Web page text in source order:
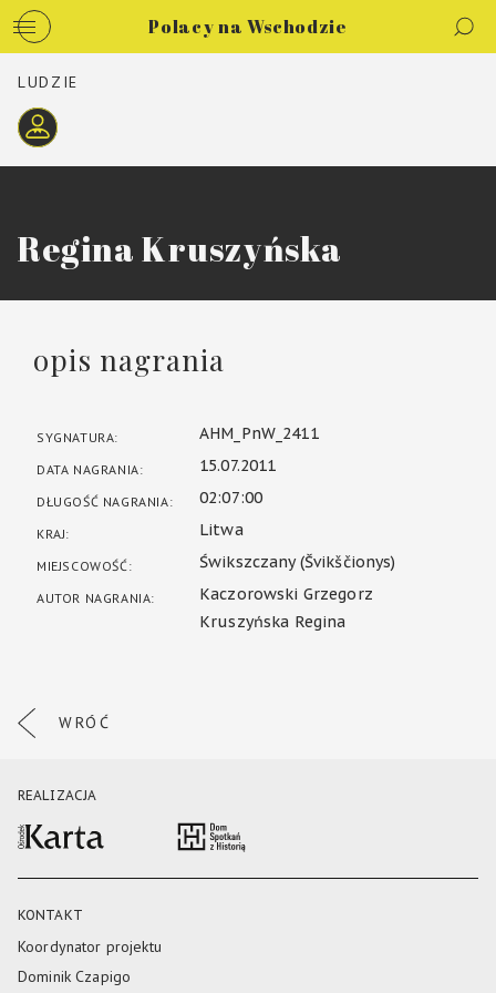
Polacy na Wschodzie
LUDZIE
Regina Kruszyńska
opis nagrania
SYGNATURA: AHM_PnW_2411
DATA NAGRANIA: 15.07.2011
DŁUGOŚĆ NAGRANIA: 02:07:00
KRAJ: Litwa
MIEJSCOWOŚĆ: Świkszczany (Švikščionys)
AUTOR NAGRANIA:
Kaczorowski Grzegorz
Kruszyńska Regina
WRÓĆ
REALIZACJA
KONTAKT
Koordynator projektu
Dominik Czapigo